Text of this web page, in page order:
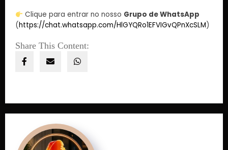
Clique para entrar no nosso Grupo de WhatsApp
(https://chat.whatsapp.com/HlGYQRo1EFVIGvQPnXcSLM)
Share This Content: